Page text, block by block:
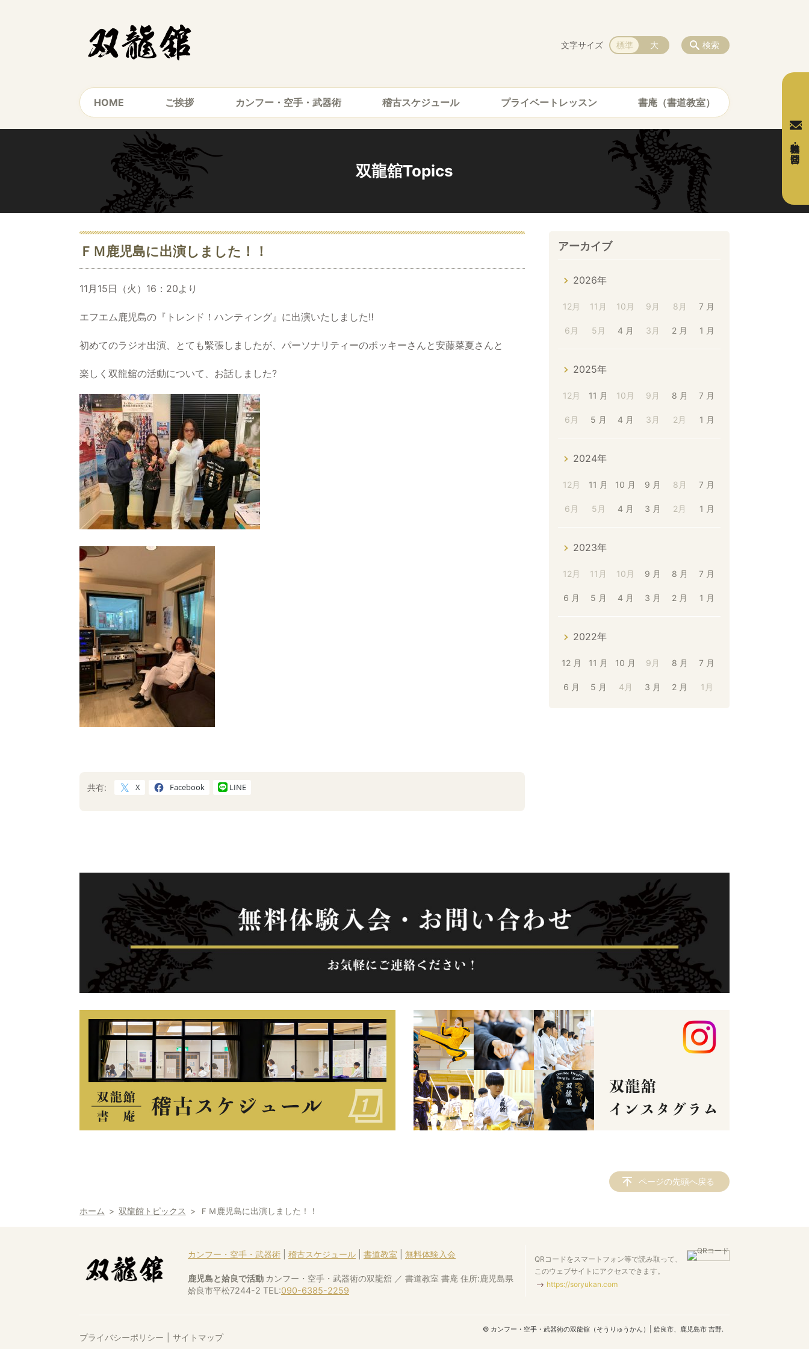
HOME ご挨拶 カンフー・空手・武器術 稽古スケジュール プライベートレッスン 書庵（書道教室）
検索
文字サイズ 標準 大
双龍舘Topics
ＦＭ鹿児島に出演しました！！
11月15日（火）16：20より
エフエム鹿児島の『トレンド！ハンティング』に出演いたしました‼
初めてのラジオ出演、とても緊張しましたが、パーソナリティーのポッキーさんと安藤菜夏さんと
楽しく双龍舘の活動について、お話しました?
共有: X Facebook LINE
無料体験・お問合せ
アーカイブ
2026年
12月 11月 10月 9月 8月 7 月
6月 5月 4 月 3月 2 月 1 月
2025年
12月 11 月 10月 9月 8 月 7 月
6月 5 月 4 月 3月 2月 1 月
2024年
12月 11 月 10 月 9 月 8月 7 月
6月 5月 4 月 3 月 2月 1 月
2023年
12月 11月 10月 9 月 8 月 7 月
6 月 5 月 4 月 3 月 2 月 1 月
2022年
12 月 11 月 10 月 9月 8 月 7 月
6 月 5 月 4月 3 月 2 月 1月
ページの先頭へ戻る
ホーム 双龍館トピックス ＦＭ鹿児島に出演しました！！
カンフー・空手・武器術 稽古スケジュール 書道教室 無料体験入会
鹿児島と姶良で活動 カンフー・空手・武器術の双龍舘 ／ 書道教室 書庵 住所:鹿児島県
姶良市平松7244-2 TEL:090-6385-2259
QRコードをスマートフォン等で読み取って、
このウェブサイトにアクセスできます。
https://soryukan.com
プライバシーポリシー サイトマップ
© カンフー・空手・武器術の双龍舘（そうりゅうかん）| 姶良市、鹿児島市 吉野.